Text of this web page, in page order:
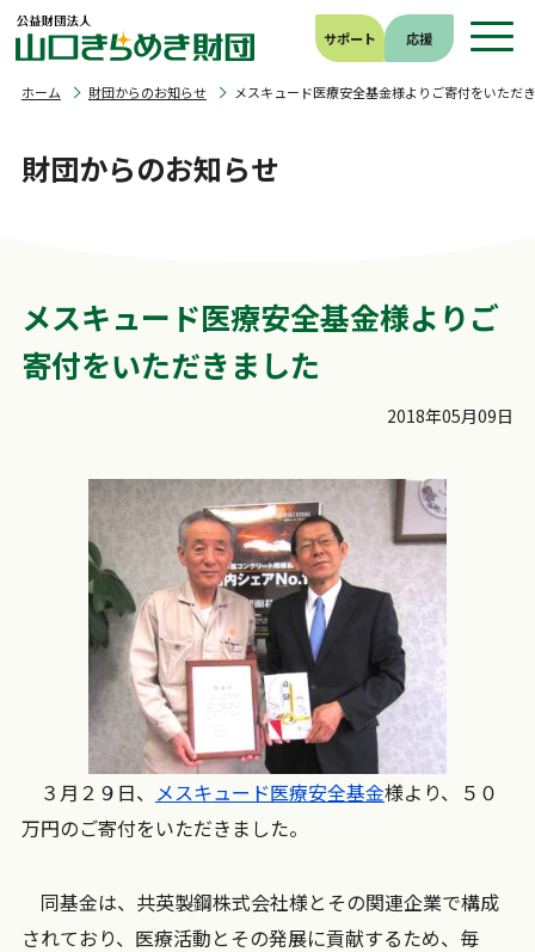
サポート 応援
財団からのお知らせ
ホーム 財団からのお知らせ メスキュード医療安全基金様よりご寄付をいただ
メスキュード医療安全基金様よりご
寄付をいただきました
2018年05月09日
３月２９日、 メスキュード医療安全基金様より、５０
万円のご寄付をいただきました。
同基金は、共英製鋼株式会社様とその関連企業で構成
されており、医療活動とその発展に貢献するため、毎